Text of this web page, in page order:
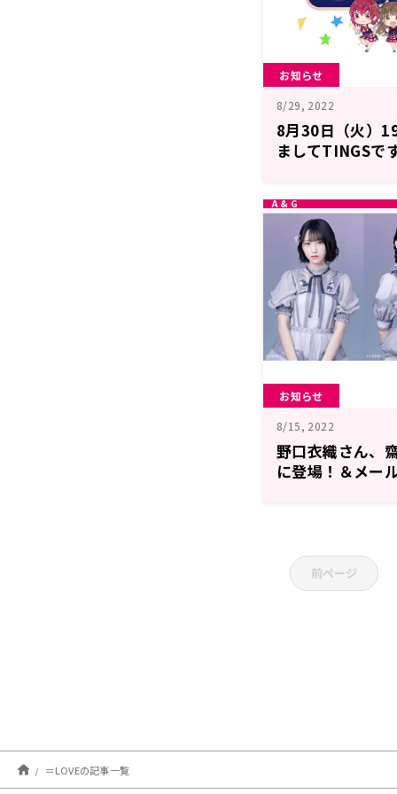
お知らせ
8/29, 2022
8月30日（火）
ましてTINGSで
お知らせ
8/15, 2022
野口衣織さん、
に登場！＆メー
前ページ
＝LOVEの記事一覧